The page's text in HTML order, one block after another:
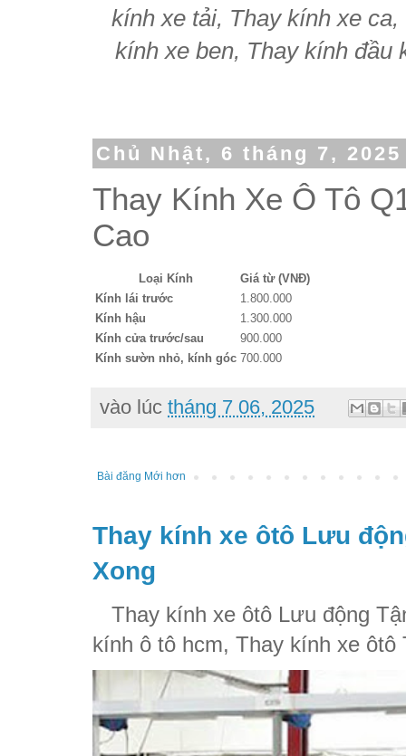
kính xe tải, Thay kính xe
kính xe ben, Thay kính đầu
Chủ Nhật, 6 tháng 7, 2025
Thay Kính Xe Ô Tô
Cao
Loại Kính
Giá từ (VNĐ)
Kính lái trước
1.800.000
Kính hậu
1.300.000
Kính cửa trước/sau
900.000
Kính sườn nhỏ, kính góc 700.000
vào lúc tháng 7 06, 2025
Bài đăng Mới hơn
Thay kính xe ôtô Lưu
Xong
Thay kính xe ôtô Lưu động
kính ô tô hcm, Thay kính xe